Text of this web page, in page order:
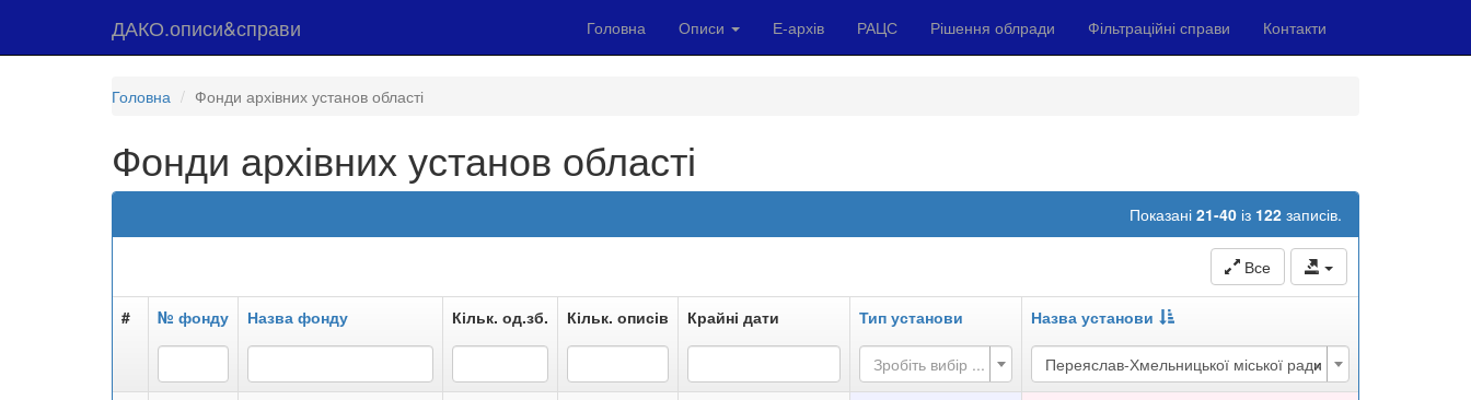
ДАКО.описи&справи Головна Описи Е-архів РАЦС Рішення облради Фільтраційні справи Контакти
Головна Фонди архівних установ області
Фонди архівних установ області
Показані 21-40 із 122 записів.
Все
# № фонду Назва фонду Кільк. од.зб. Кільк. описів Крайні дати Тип установи Назва установи
Зробіть вибір ... ×
Переяслав-Хмельницької міської ради